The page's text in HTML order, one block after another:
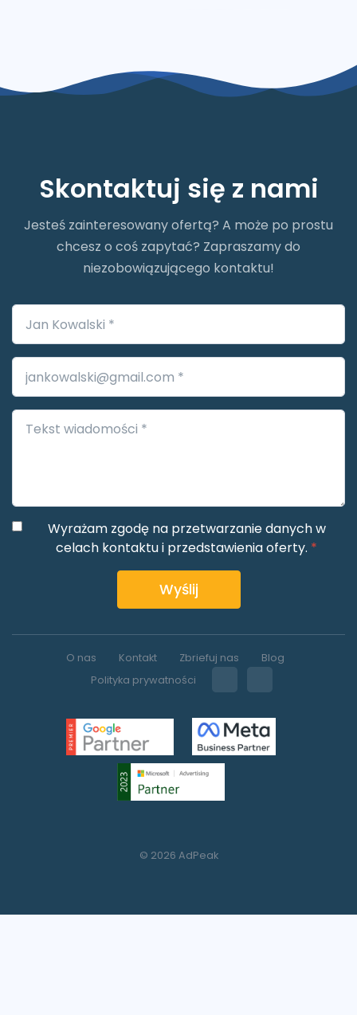
Skontaktuj się z nami
Jesteś zainteresowany ofertą? A może po prostu
chcesz o coś zapytać? Zapraszamy do
niezobowiązującego kontaktu!
Wyrażam zgodę na przetwarzanie danych w
celach kontaktu i przedstawienia oferty. *
Wyślij
O nas Kontakt Zbriefuj nas
Blog
Polityka prywatności
© 2026 AdPeak